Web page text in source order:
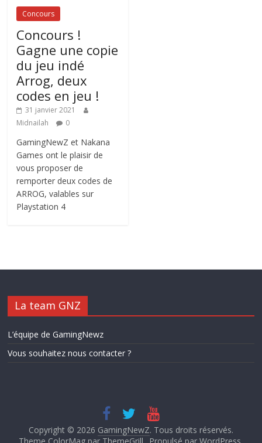
Concours
Concours !
Gagne une copie
du jeu indé
Arrog, deux
codes en jeu !
31 janvier 2021
Midnailah
0
GamingNewZ et Nakana
Games ont le plaisir de
vous proposer de
remporter deux codes de
ARROG, valables sur
Playstation 4
La team GNZ
L’équipe de GamingNewz
Vous souhaitez nous contacter ?
Copyright © 2026 GamingNewZ. Tous droits réservés.
Theme ColorMag par ThemeGrill. . Propulsé parWordPress